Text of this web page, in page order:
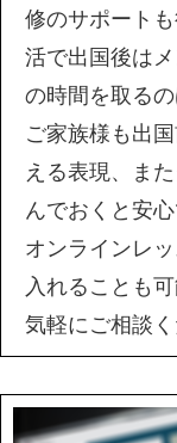
修のサポート
活で出国後は
の時間を取る
ご家族様も出
える表現、ま
んでおくと安
オンラインレ
入れることも
気軽にご相談く